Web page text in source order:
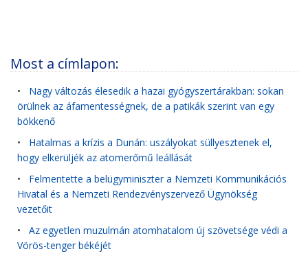
Most a címlapon:
• Nagy változás élesedik a hazai gyógyszertárakban: sokan
örülnek az áfamentességnek, de a patikák szerint van egy
bökkenő
• Hatalmas a krízis a Dunán: uszályokat süllyesztenek el,
hogy elkerüljék az atomerőmű leállását
• Felmentette a belügyminiszter a Nemzeti Kommunikációs
Hivatal és a Nemzeti Rendezvényszervező Ügynökség
vezetőit
• Az egyetlen muzulmán atomhatalom új szövetsége védi a
Vörös-tenger békéjét